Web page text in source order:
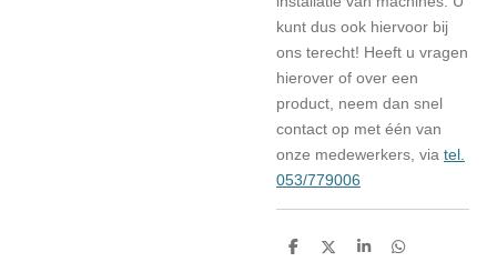
kunt dus ook hiervoor bij
ons terecht! Heeft u vragen
hierover of over een
product, neem dan snel
contact op met één van
onze medewerkers, via tel.
053/779006
D
D
S
D